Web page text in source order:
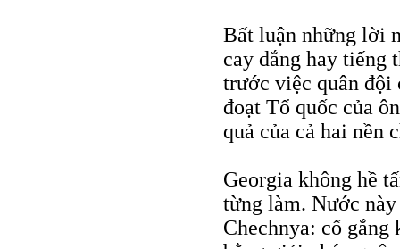
Bất luận những lời
cay đắng hay tiếng
trước việc quân đội
đoạt Tổ quốc của
quả của cả hai nền
Georgia không hề
từng làm. Nước
Chechnya: cố